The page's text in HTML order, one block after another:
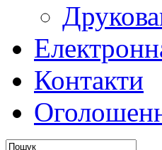
Контакти